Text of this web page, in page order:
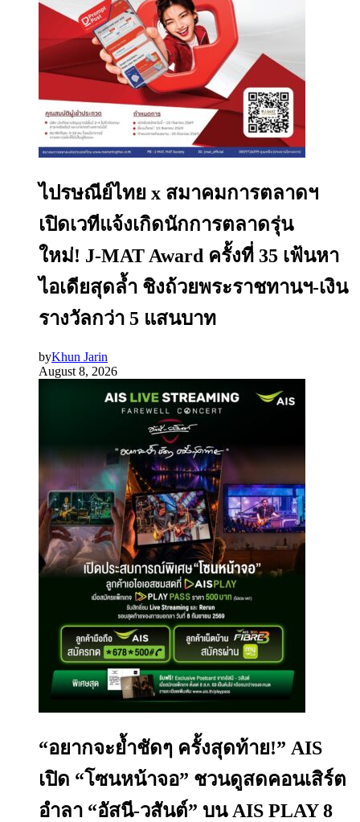
ไปรษณีย์ไทย x สมาคมการตลาดฯ
เปิดเวทีแจ้งเกิดนักการตลาดรุ่น
ใหม่! J-MAT Award ครั้งที่ 35 เฟ้นหา
ไอเดียสุดล้ำ ชิงถ้วยพระราชทานฯ-เงิน
รางวัลกว่า 5 แสนบาท
byKhun Jarin
August 8, 2026
“อยากจะย้ำชัดๆ ครั้งสุดท้าย!” AIS
เปิด “โซนหน้าจอ” ชวนดูสดคอนเสิร์ต
อำลา “อัสนี-วสันต์” บน AIS PLAY 8